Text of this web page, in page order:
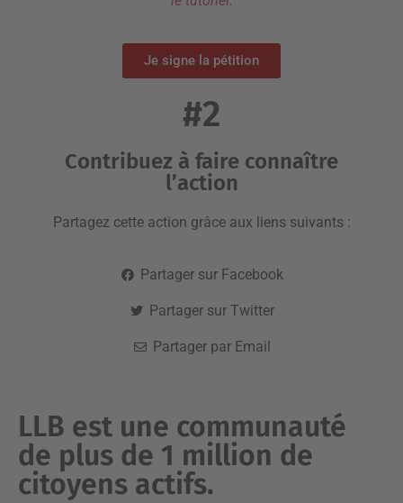
Je signe la pétition
#2
Contribuez à faire connaître
l’action
Partagez cette action grâce aux liens suivants :
Partager sur Facebook
Partager sur Twitter
Partager par Email
LLB est une communauté
de plus de 1 million de
citoyens actifs.